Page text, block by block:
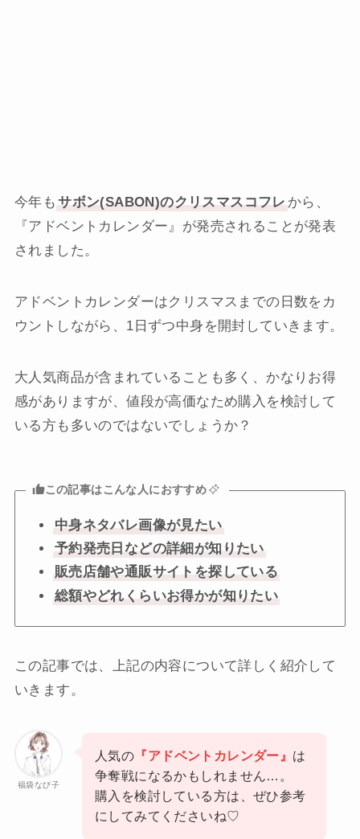
今年も サボン(SABON)のクリスマスコフレ から、
『アドベントカレンダー』が発売されることが発表
されました。
アドベントカレンダーはクリスマスまでの日数をカ
ウントしながら、1日ずつ中身を開封していきます。
大人気商品が含まれていることも多く、かなりお得
感がありますが、値段が高価なため購入を検討して
いる方も多いのではないでしょうか？
この記事はこんな人におすすめ
中身ネタバレ画像が見たい
予約発売日などの詳細が知りたい
販売店舗や通販サイトを探している
総額やどれくらいお得かが知りたい
この記事では、上記の内容について詳しく紹介して
いきます。
福袋なび子
人気の 『アドベントカレンダー』 は
争奪戦になるかもしれません…。
購入を検討している方は、ぜひ参考
にしてみてくださいね♡